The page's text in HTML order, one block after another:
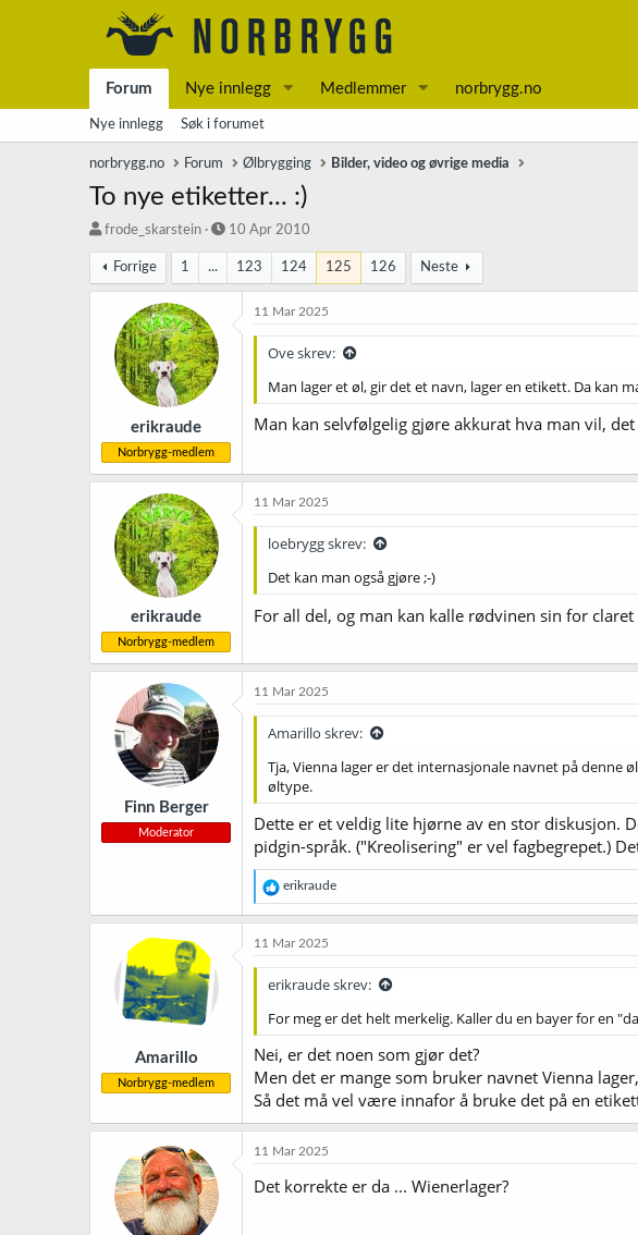
Forum Nye innlegg Medlemmer norbrygg.no
Nye innlegg Søk i forumet
norbrygg.no Forum Ølbrygging Bilder, video og øvrige media
To nye etiketter... :)
T
å
d
frode_skarstein
S
r
10 Apr 2010
Forrige 1 ... 123 124 125 126 Neste
erikraude
Norbrygg-medlem
11 Mar 2025
Ove skrev:
Man lager et øl, gir det et navn, lager en etikett. Da kan
Man kan selvfølgelig gjøre akkurat hva man vil,
erikraude
Norbrygg-medlem
11 Mar 2025
loebrygg skrev:
Det kan man også gjøre ;-)
For all del, og man kan kalle rødvinen sin for
Finn Berger
Moderator
11 Mar 2025
Amarillo skrev:
Tja, Vienna lager er det internasjonale navnet på denne
øltype.
Dette er et veldig lite hjørne av en stor diskusjon.
pidgin-språk. ("Kreolisering" er vel fagbegrepet.)
R
e
a
k
j
o
e
erikraude
Amarillo
Norbrygg-medlem
11 Mar 2025
erikraude skrev:
For meg er det helt merkelig. Kaller du en bayer for en
Nei, er det noen som gjør det?
Men det er mange som bruker navnet Vienna
Så det må vel være innafor å bruke det på en
11 Mar 2025
Det korrekte er da ... Wienerlager?